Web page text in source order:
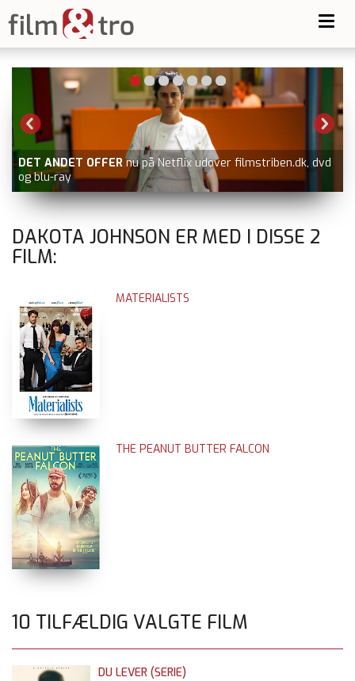
DET ANDET OFFER nu på Netflix udover filmstriben.dk, dvd
og blu-ray
DAKOTA JOHNSON ER MED I DISSE 2
FILM:
MATERIALISTS
THE PEANUT BUTTER FALCON
10 TILFÆLDIG VALGTE FILM
DU LEVER (SERIE)